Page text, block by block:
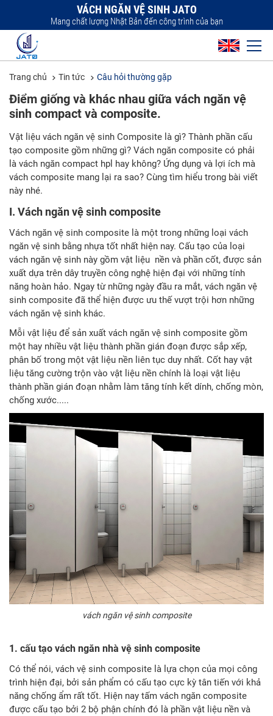
VÁCH NGĂN VỆ SINH JATO
Mang chất lượng Nhật Bản đến công trình của bạn
Trang chủ Tin tức Câu hỏi thường gặp
Điểm giống và khác nhau giữa vách ngăn vệ
sinh compact và composite.
Vật liệu vách ngăn vệ sinh Composite là gì? Thành phần cấu
tạo composite gồm những gì? Vách ngăn composite có phải
là vách ngăn compact hpl hay không? Ứng dụng và lợi ích mà
vách composite mang lại ra sao? Cùng tìm hiểu trong bài viết
này nhé.
I. Vách ngăn vệ sinh composite
Vách ngăn vệ sinh composite là một trong những loại vách
ngăn vệ sinh bằng nhựa tốt nhất hiện nay. Cấu tạo của loại
vách ngăn vệ sinh này gồm vật liệu nền và phần cốt, được sản
xuất dựa trên dây truyền công nghệ hiện đại với những tính
năng hoàn hảo. Ngay từ những ngày đầu ra mắt, vách ngăn vệ
sinh composite đã thể hiện được ưu thế vượt trội hơn những
vách ngăn vệ sinh khác.
Mỗi vật liệu để sản xuất vách ngăn vệ sinh composite gồm
một hay nhiều vật liệu thành phần gián đoạn được sắp xếp,
phân bố trong một vật liệu nền liên tục duy nhất. Cốt hay vật
liệu tăng cường trộn vào vật liệu nền chính là loại vật liệu
thành phần gián đoạn nhằm làm tăng tính kết dính, chống mòn,
chống xước.....
vách ngăn vệ sinh composite
1. cấu tạo vách ngăn nhà vệ sinh composite
Có thể nói, vách vệ sinh composite là lựa chọn của mọi công
trình hiện đại, bởi sản phẩm có cấu tạo cực kỳ tân tiến với khả
năng chống ẩm rất tốt. Hiện nay tấm vách ngăn composite
được cấu tạo bởi 2 bộ phận chính đó là phần vật liệu nền và